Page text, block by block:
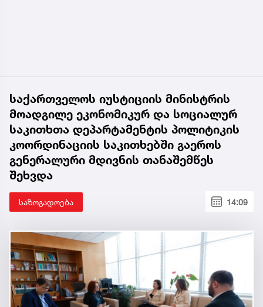
საქართველოს იუსტიციის მინისტრის
მოადგილე ეკონომიკურ და სოციალურ
საკითხთა დეპარტამენტის პოლიტიკის
კოორდინაციის საკითხებში გაეროს
გენერალური მდივნის თანაშემწეს
შეხვდა
საზოგადოება 14:09